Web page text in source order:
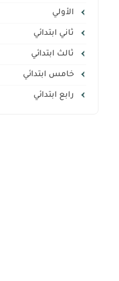
الأولي
ثاني ابتدائي
ثالث ابتدائي
خامس ابتدائي
رابع ابتدائي